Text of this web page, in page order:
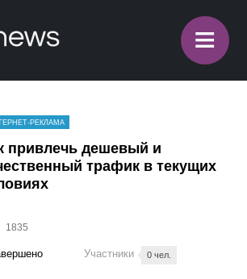
≡
РЕКЛАМА
привлечь дешевый и
трафик в текущих
1835
Участники 0 чел.